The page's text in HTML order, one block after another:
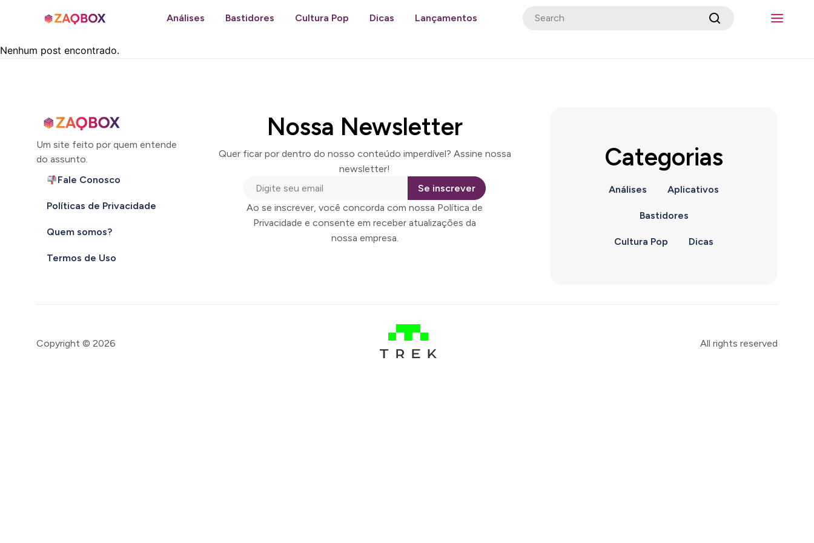
Análises Bastidores Cultura Pop Dicas Lançamentos
Nenhum post encontrado.
Um site feito por quem entende
do assunto.
Fale Conosco
Políticas de Privacidade
Quem somos?
Termos de Uso
Nossa Newsletter
Quer ficar por dentro do nosso conteúdo imperdível? Assine nossa
newsletter!
Se inscrever
Ao se inscrever, você concorda com nossa Política de
Privacidade e consente em receber atualizações da
nossa empresa.
Categorias
Análises Aplicativos
Bastidores
Cultura Pop Dicas
Copyright © 2026 All rights reserved